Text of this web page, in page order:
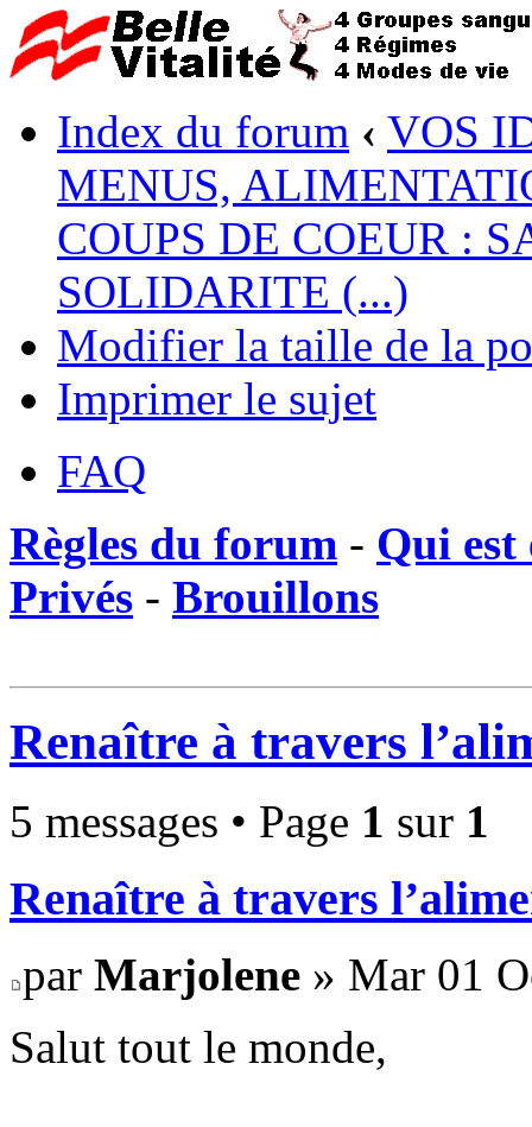
Index du forum ‹ VOS
MENUS,
COUPS DE COEUR :
SOLIDARITE (...)
Modifier la taille de la
Imprimer le sujet
FAQ
Règles du forum - Qui est
Privés - Brouillons
Renaître à travers
5 messages • Page 1 sur 1
Renaître à travers
par Marjolene » Mar 01
Salut tout le monde,